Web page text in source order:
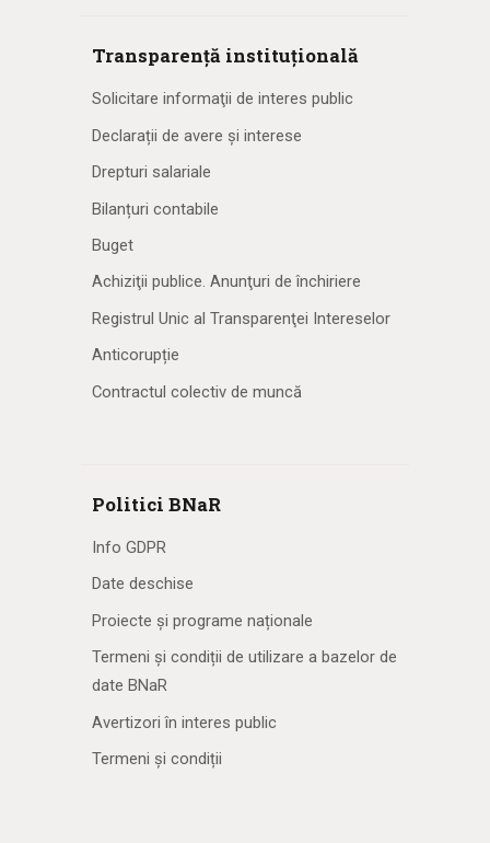
Transparență instituțională
Solicitare informaţii de interes public
Declarații de avere și interese
Drepturi salariale
Bilanțuri contabile
Buget
Achiziţii publice. Anunţuri de închiriere
Registrul Unic al Transparenţei Intereselor
Anticorupție
Contractul colectiv de muncă
Politici BNaR
Info GDPR
Date deschise
Proiecte și programe naționale
Termeni și condiții de utilizare a bazelor de
date BNaR
Avertizori în interes public
Termeni și condiții